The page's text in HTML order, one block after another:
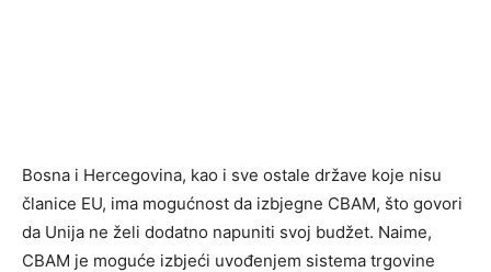
Bosna i Hercegovina, kao i sve ostale države koje nisu
članice EU, ima mogućnost da izbjegne CBAM, što govori
da Unija ne želi dodatno napuniti svoj budžet. Naime,
CBAM je moguće izbjeći uvođenjem sistema trgovine